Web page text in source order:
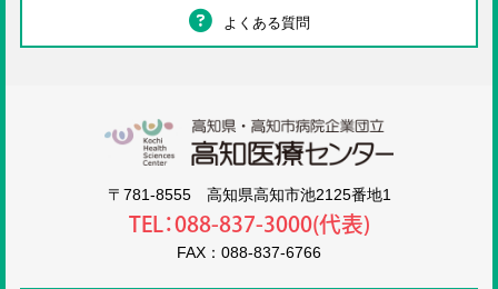
よくある質問
〒781-8555 高知県高知市池2125番地1
TEL：088-837-3000(代表)
FAX：088-837-6766